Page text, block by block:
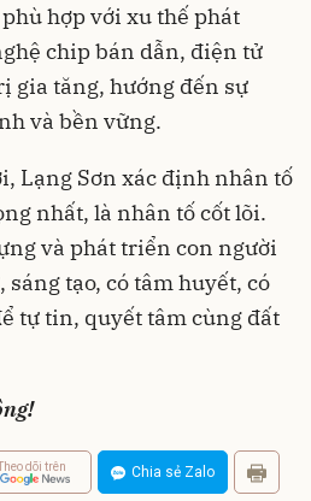
hợp với xu thế phát
chip bán dẫn, điện tử
gia tăng, hướng đến sự
và bền vững.
Lạng Sơn xác định nhân tố
nhất, là nhân tố cốt lõi.
và phát triển con người
tạo, có tâm huyết, có
tự tin, quyết tâm cùng đất
dõi trên Chia sẻ Zalo